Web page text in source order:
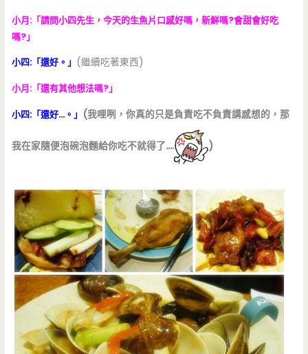
小月:「請問小四先生，今天的生魚片口感好嗎，新鮮嗎?會甜會好吃
嗎?」
小四:「還好。」 (繼續吃著東西)
小月:「還有其他想法嗎?」
小四:「還好…。」 (我哩咧，你真的只是負責吃不負責講感想的，那
我在家隨便泡碗泡麵給你吃不就得了…. )